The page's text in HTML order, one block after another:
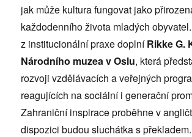
jak může kultura fungovat jako
každodenního života mladých
z institucionální praxe doplníRikke G.
Národního muzea v Oslu, která
rozvoji vzdělávacích a veřejných
reagujících na sociální i generační
Zahraniční inspirace proběhne v
dispozici budou sluchátka s